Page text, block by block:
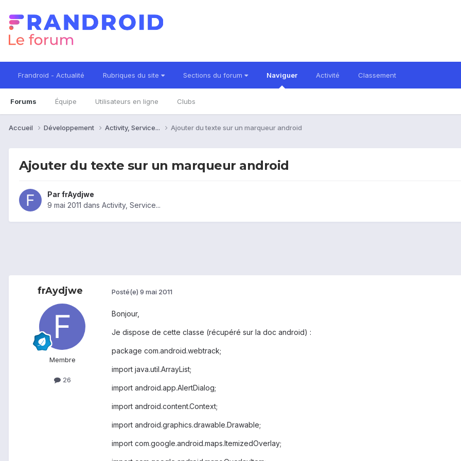
Frandroid - Actualité Rubriques du site Sections du forum Naviguer
Forums Équipe Utilisateurs en ligne Clubs
Activité Classement
Accueil Développement Activity, Service... Ajouter du texte sur un marqueur android
Ajouter du texte sur un marqueur android
ParfrAydjwe
9 mai 2011 dans Activity, Service...
frAydjwe
Membre
26
Posté(e) 9 mai 2011
Bonjour,
Je dispose de cette classe (récupéré sur la doc android) :
package com.android.webtrack;
import java.util.ArrayList;
import android.app.AlertDialog;
import android.content.Context;
import android.graphics.drawable.Drawable;
import com.google.android.maps.ItemizedOverlay;